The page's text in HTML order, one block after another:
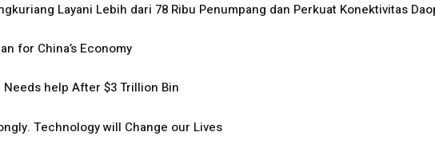
Layani Lebih dari 78 Ribu Penumpang dan Perkuat Konektivitas
for China’s Economy
Needs help After $3 Trillion Bin
Technology will Change our Lives